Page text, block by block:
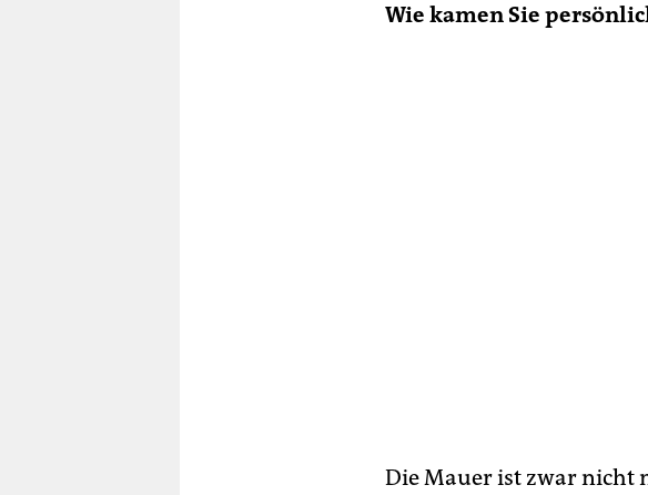
Wie kamen Sie
Die Mauer ist zwar nicht